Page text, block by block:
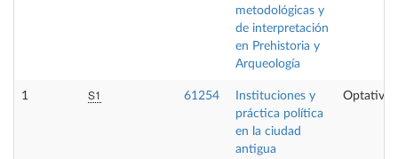
metodológicas y
de interpretación
en Prehistoria y
Arqueología
1 S1 61254
Instituciones y
práctica política
en la ciudad
antigua
Optativa